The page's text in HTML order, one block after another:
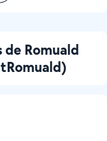
Romuald